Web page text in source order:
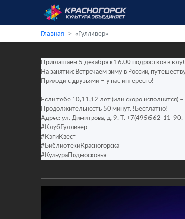
Главная «Гулливер»
Приглашаем 5 декабря в 16.00 подростков в
На занятии: Встречаем зиму в России,
Приходи с друзьями – у нас интересно!
Если тебе 10,11,12 лет (или скоро исполнится)
Продолжительность 50 минут. !Бесплатно!
Адрес: ул. Димитрова, д. 9. Т. +7(495)562-11-90.
#КлубГулливер
#КэпиКвест
#БиблиотекиКрасногорска
#КульураПодмосковья